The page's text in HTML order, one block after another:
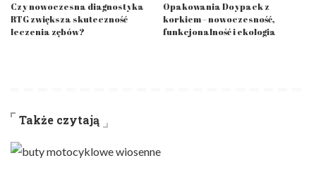
Czy nowoczesna diagnostyka
RTG zwiększa skuteczność
leczenia zębów?
Opakowania Doypack z
korkiem – nowoczesność,
funkcjonalność i ekologia
Także czytają